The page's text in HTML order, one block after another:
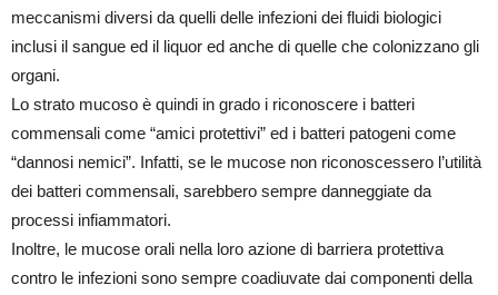
meccanismi diversi da quelli delle infezioni dei fluidi biologici
inclusi il sangue ed il liquor ed anche di quelle che colonizzano gli
organi.
Lo strato mucoso è quindi in grado i riconoscere i batteri
commensali come “amici protettivi” ed i batteri patogeni come
“dannosi nemici”. Infatti, se le mucose non riconoscessero l’utilità
dei batteri commensali, sarebbero sempre danneggiate da
processi infiammatori.
Inoltre, le mucose orali nella loro azione di barriera protettiva
contro le infezioni sono sempre coadiuvate dai componenti della